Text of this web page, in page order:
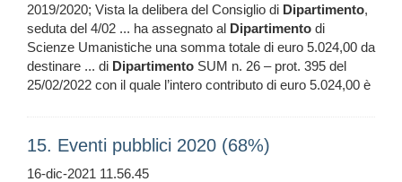
2019/2020; Vista la delibera del Consiglio di Dipartimento,
seduta del 4/02 ... ha assegnato al Dipartimento di
Scienze Umanistiche una somma totale di euro 5.024,00 da
destinare ... di Dipartimento SUM n. 26 – prot. 395 del
25/02/2022 con il quale l’intero contributo di euro 5.024,00 è
15. Eventi pubblici 2020 (68%)
16-dic-2021 11.56.45